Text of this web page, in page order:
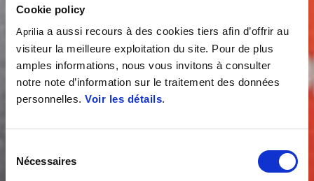
Cookie policy
Aprilia a aussi recours à des cookies tiers afin d’offrir au
visiteur la meilleure exploitation du site. Pour de plus
amples informations, nous vous invitons à consulter
notre note d’information sur le traitement des données
personnelles. Voir les détails.
Nécessaires